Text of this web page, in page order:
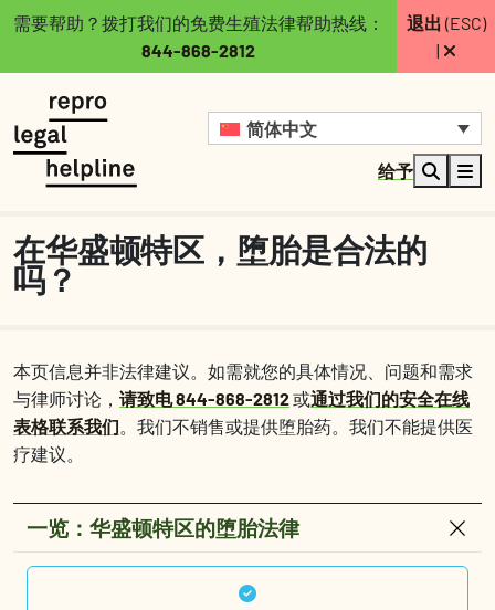
需要帮助？拨打我们的免费生殖法律帮助热线：
844-868-2812
退出 (ESC)
|
简体中文
给予
在华盛顿特区，堕胎是合法的
吗？
本页信息并非法律建议。如需就您的具体情况、问题和需求
与律师讨论， 请致电 844-868-2812 或通过我们的安全在线
表格联系我们 。我们不销售或提供堕胎药。我们不能提供医
疗建议。
一览：华盛顿特区的堕胎法律